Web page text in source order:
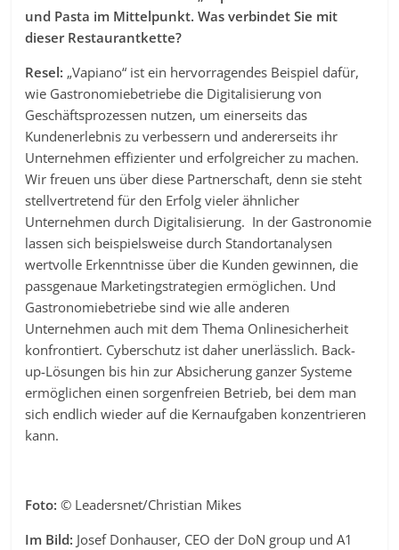
und Pasta im Mittelpunkt. Was verbindet Sie mit
dieser Restaurantkette?
Resel: „Vapiano“ ist ein hervorragendes Beispiel dafür,
wie Gastronomiebetriebe die Digitalisierung von
Geschäftsprozessen nutzen, um einerseits das
Kundenerlebnis zu verbessern und andererseits ihr
Unternehmen effizienter und erfolgreicher zu machen.
Wir freuen uns über diese Partnerschaft, denn sie steht
stellvertretend für den Erfolg vieler ähnlicher
Unternehmen durch Digitalisierung. In der Gastronomie
lassen sich beispielsweise durch Standortanalysen
wertvolle Erkenntnisse über die Kunden gewinnen, die
passgenaue Marketingstrategien ermöglichen. Und
Gastronomiebetriebe sind wie alle anderen
Unternehmen auch mit dem Thema Onlinesicherheit
konfrontiert. Cyberschutz ist daher unerlässlich. Back-
up-Lösungen bis hin zur Absicherung ganzer Systeme
ermöglichen einen sorgenfreien Betrieb, bei dem man
sich endlich wieder auf die Kernaufgaben konzentrieren
kann.
Foto: © Leadersnet/Christian Mikes
Im Bild: Josef Donhauser, CEO der DoN group und A1